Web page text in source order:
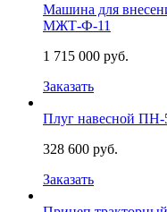
Машина для
МЖТ-Ф-11
1 715 000 руб.
Заказать
Плуг навесной
328 600 руб.
Заказать